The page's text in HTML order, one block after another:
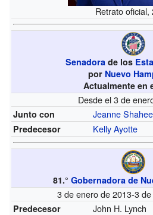
Retrato oficial,
Senadora de los
por Nuevo
Actualmente en
Desde el 3 de
Junto con Jeanne
Predecesor Kelly Ayotte
81.° Gobernadora de
3 de enero de 2013-3
Predecesor John H. Lynch